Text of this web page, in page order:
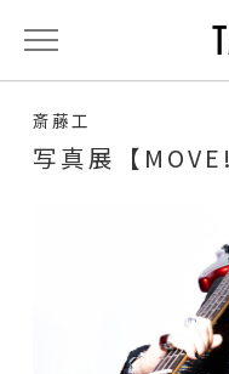
斎藤工
写真展【